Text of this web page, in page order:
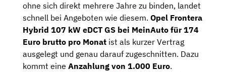
ohne sich direkt mehrere Jahre zu binden, landet
schnell bei Angeboten wie diesem. Opel Frontera
Hybrid 107 kW eDCT GS bei MeinAuto für 174
Euro brutto pro Monat ist als kurzer Vertrag
ausgelegt und genau darauf zugeschnitten. Dazu
kommt eine Anzahlung von 1.000 Euro.